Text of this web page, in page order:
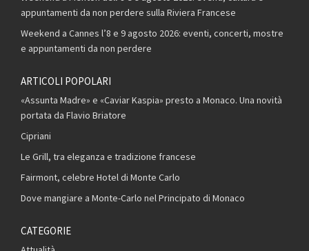
appuntamenti da non perdere sulla Riviera Francese
Weekend a Cannes l’8 e 9 agosto 2026: eventi, concerti, mostre
e appuntamenti da non perdere
ARTICOLI POPOLARI
«Assunta Madre» e «Caviar Kaspia» presto a Monaco. Una novità
portata da Flavio Briatore
Cipriani
Le Grill, tra eleganza e tradizione francese
Fairmont, celebre Hotel di Monte Carlo
Dove mangiare a Monte-Carlo nel Principato di Monaco
CATEGORIE